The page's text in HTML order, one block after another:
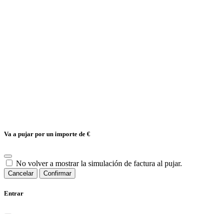
Va a pujar por un importe de €
No volver a mostrar la simulación de factura al pujar.
Cancelar Confirmar
Entrar